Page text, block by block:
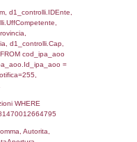
i ON
LEFT JOIN
= n.CodiceUnivoco LEFT
ON a1.ComuneStab =
LEFT JOIN el_province
= el_prov.IstProvincia